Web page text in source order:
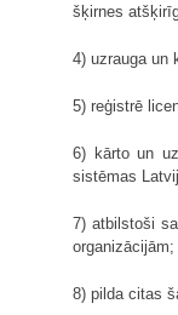
šķirnes
4) uzrauga un
5) reģistrē
6) kārto un
sistēmas
7) atbilstoši
organizācijām;
8) pilda citas